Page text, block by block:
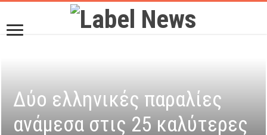
Δύο ελληνικές παραλίες
ανάμεσα στις 25 καλύτερες